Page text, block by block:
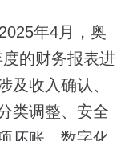
年4月，奥
的财务报表进
及收入确认、
类调整、安全